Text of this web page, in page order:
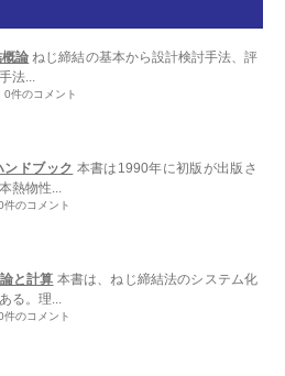
論 ねじ締結の基本から設計検討手法、評
法...
0件のコメント
ンドブック 本書は1990年に初版が出版さ
熱物性...
件のコメント
と計算 本書は、ねじ締結法のシステム化
る。理...
件のコメント